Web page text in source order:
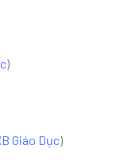
)
Giáo Dục)